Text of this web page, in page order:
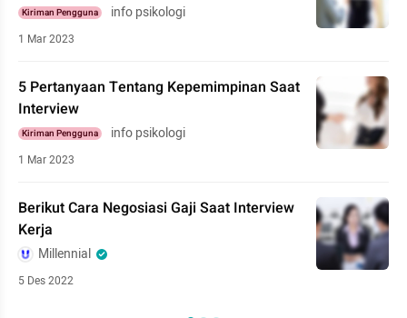
Kiriman Pengguna info psikologi
1 Mar 2023
5 Pertanyaan Tentang Kepemimpinan Saat
Interview
Kiriman Pengguna info psikologi
1 Mar 2023
Berikut Cara Negosiasi Gaji Saat Interview
Kerja
Millennial
5 Des 2022